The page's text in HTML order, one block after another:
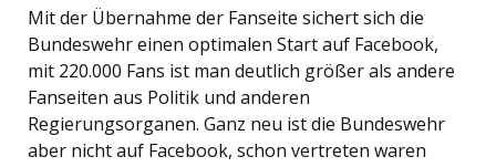
Mit der Übernahme der Fanseite sichert sich die
Bundeswehr einen optimalen Start auf Facebook,
mit 220.000 Fans ist man deutlich größer als andere
Fanseiten aus Politik und anderen
Regierungsorganen. Ganz neu ist die Bundeswehr
aber nicht auf Facebook, schon vertreten waren